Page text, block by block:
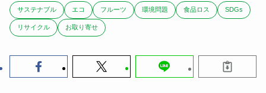
サステナブル エコ フルーツ 環境問題 食品ロス SDGs
リサイクル お取り寄せ